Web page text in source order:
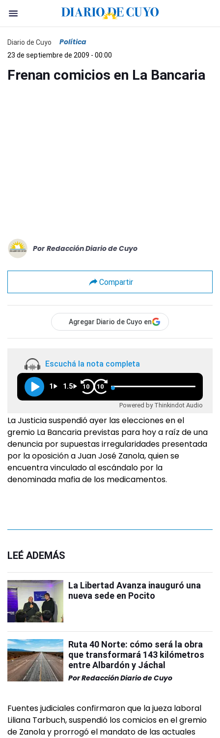
Diario de Cuyo Política
23 de septiembre de 2009 - 00:00
Frenan comicios en La Bancaria
Por Redacción Diario de Cuyo
Compartir
Agregar Diario de Cuyo en
Escuchá la nota completa
1 1.5 10 10
Powered by Thinkindot Audio
La Justicia suspendió ayer las elecciones en el
gremio La Bancaria previstas para hoy a raíz de una
denuncia por supuestas irregularidades presentada
por la oposición a Juan José Zanola, quien se
encuentra vinculado al escándalo por la
denominada mafia de los medicamentos.
LEÉ ADEMÁS
La Libertad Avanza inauguró una
nueva sede en Pocito
Ruta 40 Norte: cómo será la obra
que transformará 143 kilómetros
entre Albardón y Jáchal
PorRedacción Diario de Cuyo
Fuentes judiciales confirmaron que la jueza laboral
Liliana Tarbuch, suspendió los comicios en el gremio
de Zanola y prorrogó el mandato de las actuales